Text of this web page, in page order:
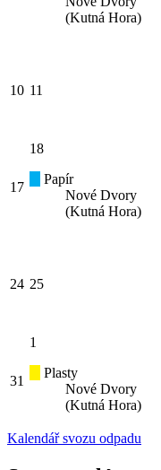
(Kutná Hora)
10 11
17
18
Papír
Nové Dvory
(Kutná Hora)
24 25
31
1
Plasty
Nové Dvory
(Kutná Hora)
Kalendář svozu odpadu